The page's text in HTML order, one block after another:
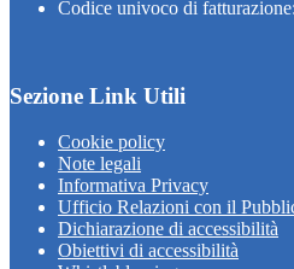
Codice univoco di
Sezione Link Utili
Cookie policy
Note legali
Informativa Privacy
Ufficio Relazioni con il
Dichiarazione di accessibilità
Obiettivi di accessibilità